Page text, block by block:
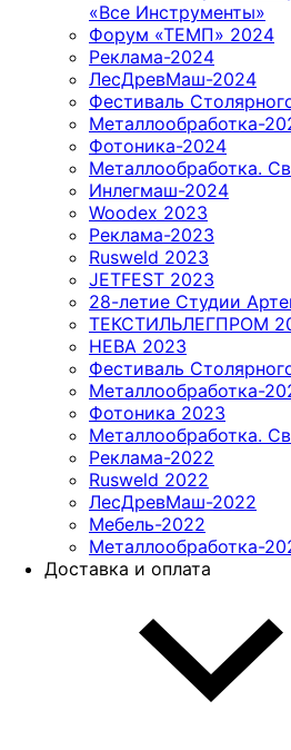
«Все Инструменты»
Форум «ТЕМП» 2024
Реклама-2024
ЛесДревМаш-2024
Фестиваль
Металлообработка-
Фотоника-2024
Металлообработка.
Инлегмаш-2024
Woodex 2023
Реклама-2023
Rusweld 2023
JETFEST 2023
28-летие Студии
ТЕКСТИЛЬЛЕГПРОМ
НЕВА 2023
Фестиваль
Металлообработка-
Фотоника 2023
Металлообработка.
Реклама-2022
Rusweld 2022
ЛесДревМаш-2022
Мебель-2022
Металлообработка-
Доставка и оплата